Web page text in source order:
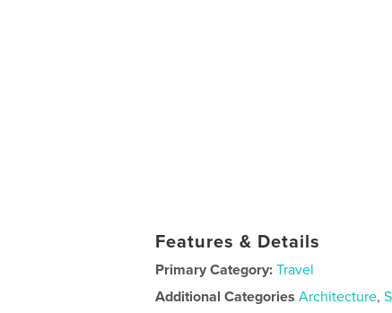
Features & Details
Primary Category: Travel
Additional Categories Architecture,